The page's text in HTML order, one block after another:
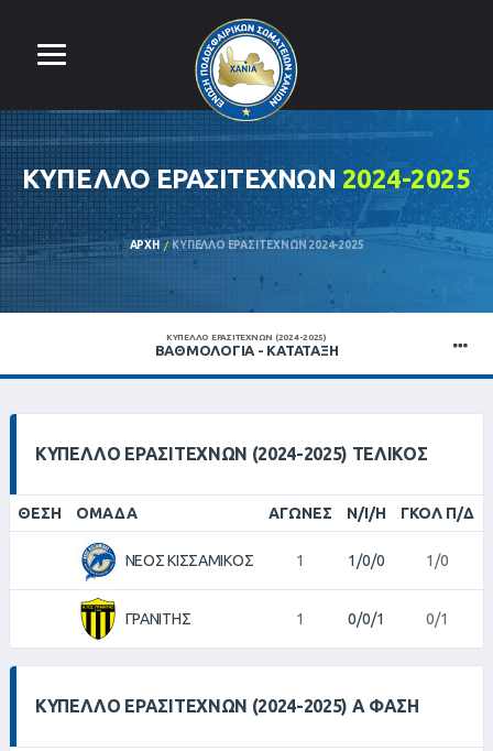
ΚΎΠΕΛΛΟ ΕΡΑΣΙΤΕΧΝΏΝ 2024-2025
ΑΡΧΉ ΚΎΠΕΛΛΟ ΕΡΑΣΙΤΕΧΝΏΝ 2024-2025
ΚΎΠΕΛΛΟ ΕΡΑΣΙΤΕΧΝΏΝ (2024-2025)
ΒΑΘΜΟΛΟΓΊΑ - ΚΑΤΆΤΑΞΗ
ΚΎΠΕΛΛΟ ΕΡΑΣΙΤΕΧΝΏΝ (2024-2025) ΤΕΛΙΚΌΣ
ΘΈΣΗ ΟΜΆΔΑ ΑΓΏΝΕΣ Ν/Ι/Η ΓΚΟΛ Π/Δ
ΝΕΟΣ ΚΙΣΣΑΜΙΚΟΣ 1 1/0/0 1/0
ΓΡΑΝΙΤΗΣ 1 0/0/1 0/1
ΚΎΠΕΛΛΟ ΕΡΑΣΙΤΕΧΝΏΝ (2024-2025) Α ΦΆΣΗ